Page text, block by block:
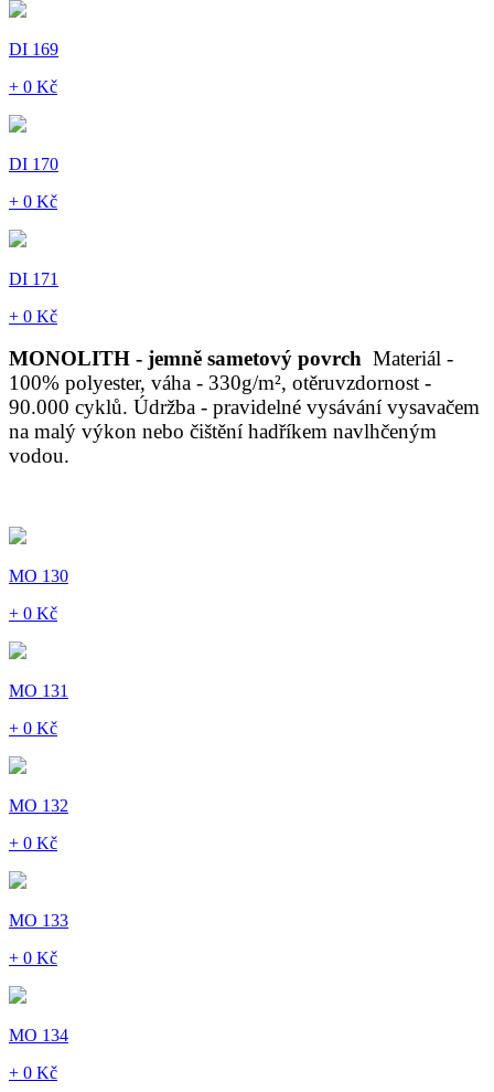
DI 169
+ 0 Kč
DI 170
+ 0 Kč
DI 171
+ 0 Kč
MONOLITH - jemně sametový povrch Materiál -
100% polyester, váha - 330g/m², otěruvzdornost -
90.000 cyklů. Údržba - pravidelné vysávání vysavačem
na malý výkon nebo čištění hadříkem navlhčeným
vodou.
MO 130
+ 0 Kč
MO 131
+ 0 Kč
MO 132
+ 0 Kč
MO 133
+ 0 Kč
MO 134
+ 0 Kč